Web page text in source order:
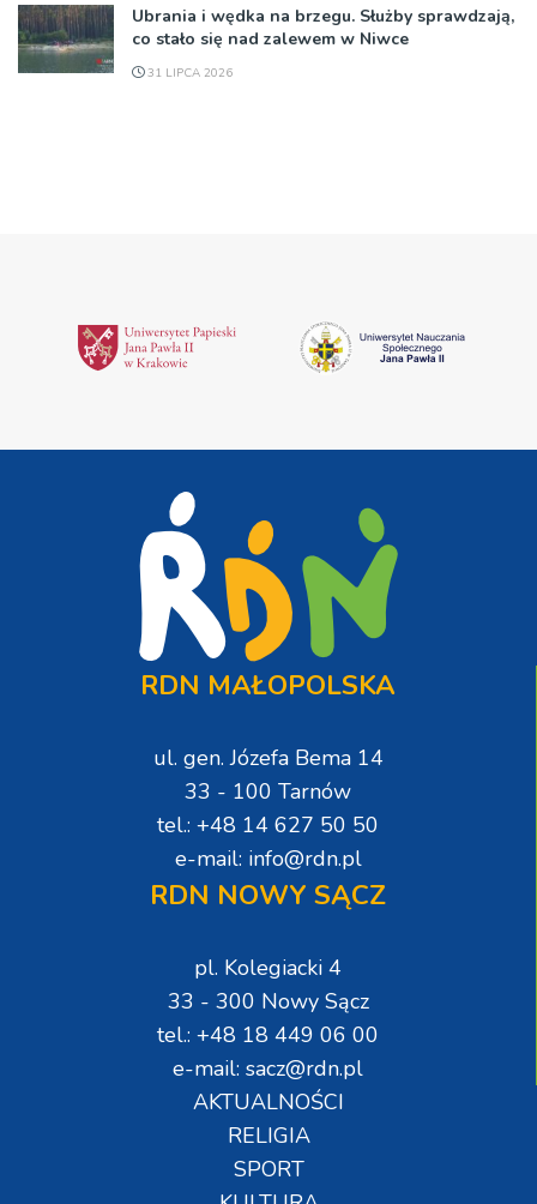
Ubrania i wędka na brzegu. Służby sprawdzają,
co stało się nad zalewem w Niwce
31 LIPCA 2026
RDN MAŁOPOLSKA
ul. gen. Józefa Bema 14
33 - 100 Tarnów
tel.: +48 14 627 50 50
e-mail: info@rdn.pl
RDN NOWY SĄCZ
pl. Kolegiacki 4
33 - 300 Nowy Sącz
tel.: +48 18 449 06 00
e-mail: sacz@rdn.pl
AKTUALNOŚCI
RELIGIA
SPORT